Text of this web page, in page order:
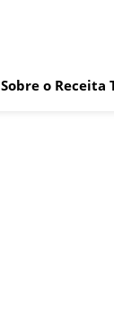
Sobre o Receita